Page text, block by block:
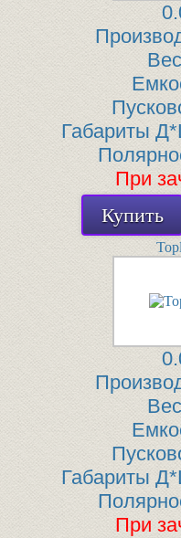
Габариты
При
Купить
Габариты
При